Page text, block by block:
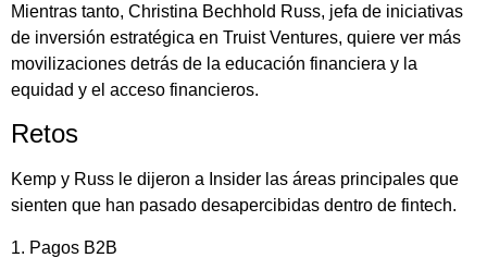
Mientras tanto, Christina Bechhold Russ, jefa de iniciativas
de inversión estratégica en Truist Ventures, quiere ver más
movilizaciones detrás de la educación financiera y la
equidad y el acceso financieros.
Retos
Kemp y Russ le dijeron a Insider las áreas principales que
sienten que han pasado desapercibidas dentro de fintech.
1. Pagos B2B